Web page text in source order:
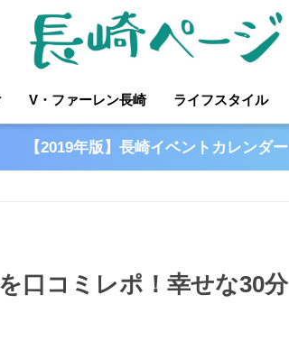
V・ファーレン長崎 ライフスタイル
【2019年版】長崎イベントカレンダー
口コミレポ！幸せな30分